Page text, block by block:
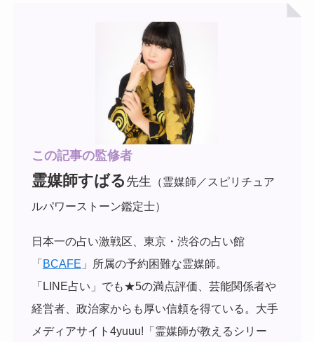
この記事の監修者
霊媒師すばる 先生 （霊媒師／スピリチュア
ルパワーストーン鑑定士）
日本一の占い激戦区、東京・渋谷の占い館
「BCAFE 」所属の予約困難な霊媒師。
「LINE占い」でも★5の満点評価、芸能関係者や
経営者、政治家からも厚い信頼を得ている。 大手
メディアサイト4yuuu!「霊媒師が教えるシリー